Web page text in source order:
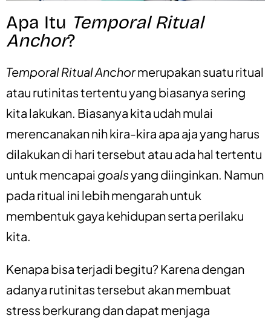
Apa Itu Temporal Ritual
Anchor?
Temporal Ritual Anchormerupakan suatu ritual
atau rutinitas tertentu yang biasanya sering
kita lakukan. Biasanya kita udah mulai
merencanakan nih kira-kira apa aja yang harus
dilakukan di hari tersebut atau ada hal tertentu
untuk mencapai goalsyang diinginkan. Namun
pada ritual ini lebih mengarah untuk
membentuk gaya kehidupan serta perilaku
kita.
Kenapa bisa terjadi begitu? Karena dengan
adanya rutinitas tersebut akan membuat
stress berkurang dan dapat menjaga